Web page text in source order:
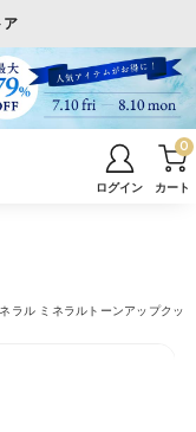
ア
ログイン カート
0
ラル ミネラルトーンアップクッ